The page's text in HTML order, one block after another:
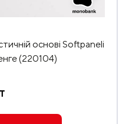
основі Softpaneli
(220104)